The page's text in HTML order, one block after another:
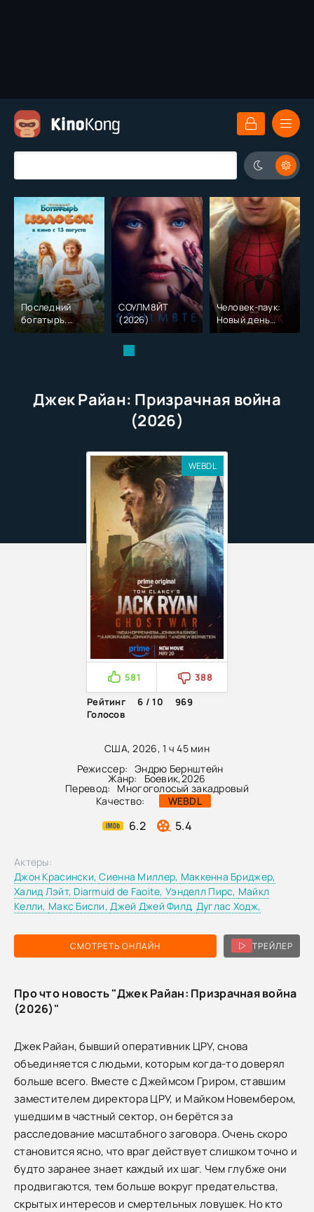
Последний
богатырь.
Колобок (2026)
СОУЛМ8ЙТ
(2026)
Человек-паук:
Новый день
(2026)
Джек Райан: Призрачная война
(2026)
США, 2026, 1 ч 45 мин
Режиссер: Эндрю Бернштейн
Жанр: Боевик,2026
Перевод:
Многоголосый закадровый
Качество:
WEBDL
6.2 5.4
WEBDL
581
388
Рейтинг
6 / 10
969
Голосов
СМОТРЕТЬ ОНЛАЙН ТРЕЙЛЕР
Актеры:
Джон Красински,Сиенна Миллер, Маккенна Бриджер,
Халид Лэйт, Diarmuid de Faoite, Уэнделл Пирс, Майкл
Келли, Макс Бисли,Джей Джей Филд, Дуглас Ходж,
Про что новость "Джек Райан: Призрачная война
(2026)"
Джек Райан, бывший оперативник ЦРУ, снова
объединяется с людьми, которым когда-то доверял
больше всего. Вместе с Джеймсом Гриром, ставшим
заместителем директора ЦРУ, и Майком Новембером,
ушедшим в частный сектор, он берётся за
расследование масштабного заговора. Очень скоро
становится ясно, что враг действует слишком точно и
будто заранее знает каждый их шаг. Чем глубже они
продвигаются, тем больше вокруг предательства,
скрытых интересов и смертельных ловушек. Но кто